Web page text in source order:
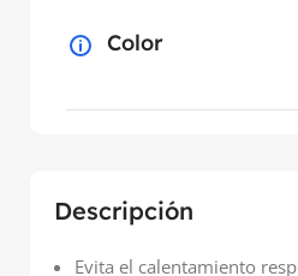
Descripción
Evita el calentamiento
Color